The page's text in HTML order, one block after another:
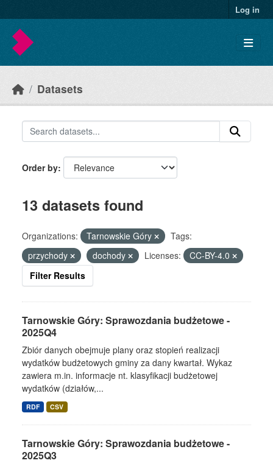
Log in
Datasets
Order by
13 datasets found
Organizations: Tarnowskie Góry
Tags:
przychody
dochody Licenses:
CC-BY-4.0
Filter Results
Tarnowskie Góry: Sprawozdania budżetowe -
2025Q4
Zbiór danych obejmuje plany oraz stopień realizacji
wydatków budżetowych gminy za dany kwartał. Wykaz
zawiera m.in. informacje nt. klasyfikacji budżetowej
wydatków (działów,...
RDF CSV
Tarnowskie Góry: Sprawozdania budżetowe -
2025Q3